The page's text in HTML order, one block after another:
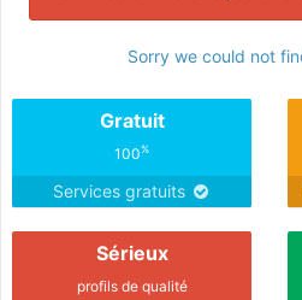
Sorry we could not
Gratuit
100%
Services gratuits
Sérieux
profils de qualité